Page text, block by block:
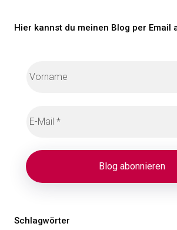
Hier kannst du meinen Blog per Email
Schlagwörter